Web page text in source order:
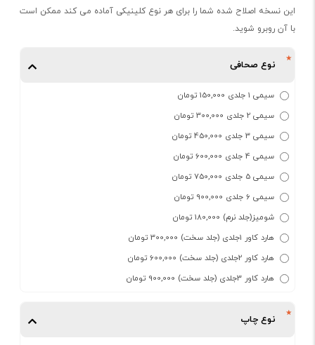
این نسخه اصلاح شده شما را برای هر نوع کلینیکی آماده می کند ممکن است
با آن روبرو شوید.
نوع صحافی
سیمی 1 جلدی 150,000 تومان
سیمی 2 جلدی 300,000 تومان
سیمی 3 جلدی 450,000 تومان
سیمی 4 جلدی 600,000 تومان
سیمی 5 جلدی 750,000 تومان
سیمی 6 جلدی 900,000 تومان
شومیز(جلد نرم) 180,000 تومان
هارد کاور 1جلدی (جلد سخت) 300,000 تومان
هارد کاور 2جلدی (جلد سخت) 600,000 تومان
هارد کاور 3جلدی (جلد سخت) 900,000 تومان
نوع چاپ